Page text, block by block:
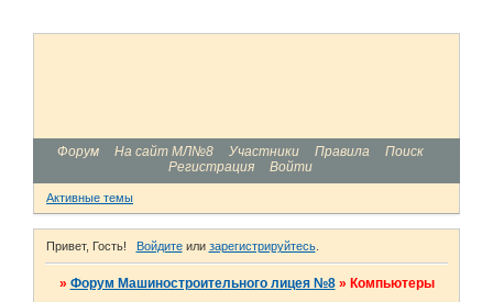
Форум На сайт МЛ№8 Участники Правила
Поиск
Регистрация
Войти
Активные темы
Привет, Гость! Войдитеили зарегистрируйтесь.
» Форум Машиностроительного лицея №8 » Компьютеры